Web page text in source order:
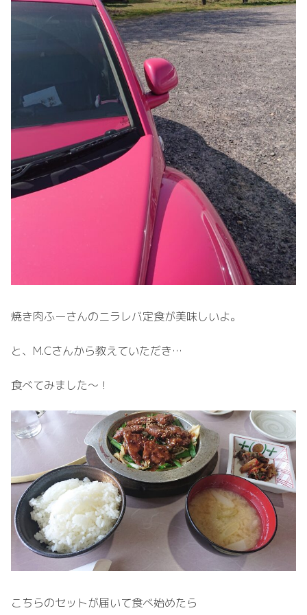
焼き肉ふーさんのニラレバ定食が美味しいよ。
と、M.Cさんから教えていただき…
食べてみました～！
こちらのセットが届いて食べ始めたら